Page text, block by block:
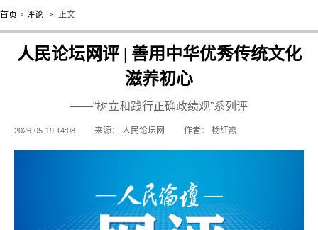
首页 > 评论 > 正文
人民论坛网评 | 善用中华优秀传统文化
滋养初心
——“树立和践行正确政绩观”系列评
2026-05-19 14:08 来源： 人民论坛网 作者： 杨红霞